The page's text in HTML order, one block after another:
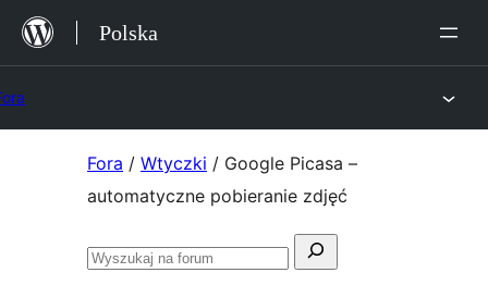
Przejdź
Polska
Fora / Wtyczki / Google Picasa –
automatyczne pobieranie zdjęć
Szukaj:
Przeszukaj